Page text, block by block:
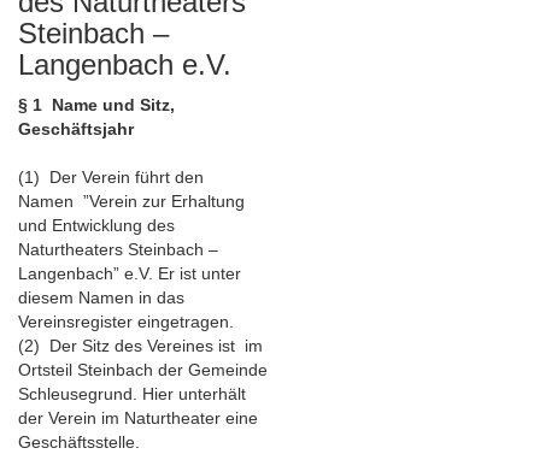
Steinbach –
Langenbach e.V.
§ 1 Name und Sitz,
Geschäftsjahr
(1) Der Verein führt den
Namen ”Verein zur Erhaltung
und Entwicklung des
Naturtheaters Steinbach –
Langenbach” e.V. Er ist unter
diesem Namen in das
Vereinsregister eingetragen.
(2) Der Sitz des Vereines ist im
Ortsteil Steinbach der Gemeinde
Schleusegrund. Hier unterhält
der Verein im Naturtheater eine
Geschäftsstelle.